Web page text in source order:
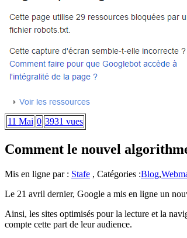
11 Mai 0 3931 vues
Comment le nouvel
Mis en ligne par : Stafe , Catégories :Blog,
Le 21 avril dernier, Google a mis en ligne un
Ainsi, les sites optimisés pour la lecture et la
compte cette part de leur audience.